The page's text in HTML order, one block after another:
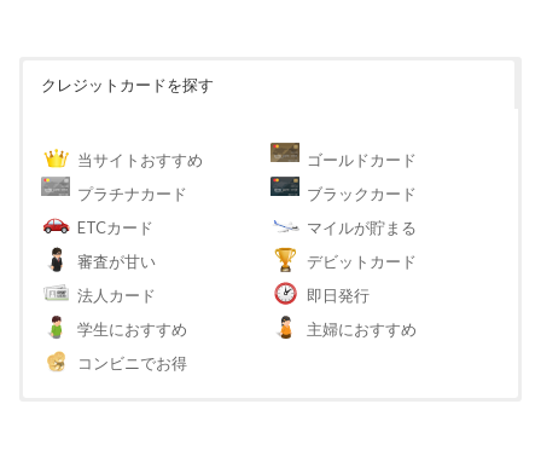
クレジットカードを探す
当サイトおすすめ
ゴールドカード
プラチナカード
ブラックカード
ETCカード
マイルが貯まる
審査が甘い
デビットカード
法人カード
即日発行
学生におすすめ
主婦におすすめ
コンビニでお得